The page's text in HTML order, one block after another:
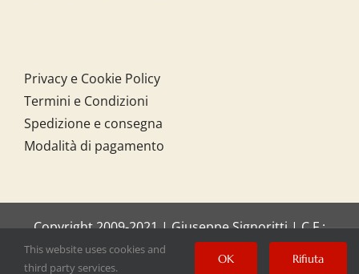
Privacy e Cookie Policy
Termini e Condizioni
Spedizione e consegna
Modalità di pagamento
Copyright 2009-2021 | Giuseppe Signoritti | C.F.:
SGNGPP61C20I158O
This website uses cookies and
third party services.
OK Rifiuta